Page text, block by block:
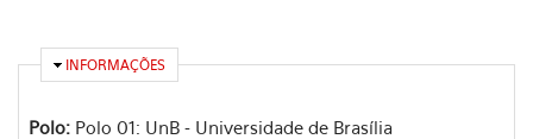
OCULTAR
INFORMAÇÕES
Polo: Polo 01: UnB - Universidade de Brasília